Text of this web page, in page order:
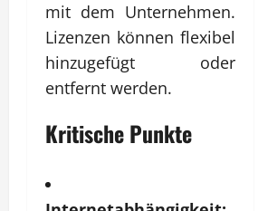
mit dem Unternehmen.
Lizenzen können flexibel
hinzugefügt oder
entfernt werden.
Kritische Punkte